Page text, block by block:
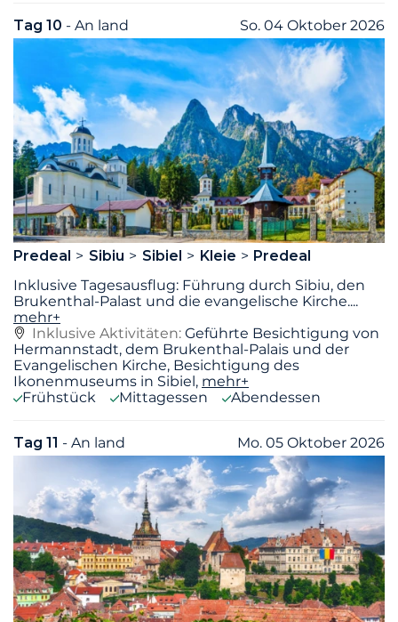
Tag 10 - An land So. 04 Oktober 2026
Predeal Sibiu Sibiel Kleie
Predeal
Inklusive Tagesausflug: Führung durch Sibiu, den
Brukenthal-Palast und die evangelische Kirche....
mehr+
Inklusive Aktivitäten: Geführte Besichtigung von
Hermannstadt, dem Brukenthal-Palais und der
Evangelischen Kirche, Besichtigung des
Ikonenmuseums in Sibiel, mehr+
Frühstück
Mittagessen Abendessen
Tag 11 - An land Mo. 05 Oktober 2026